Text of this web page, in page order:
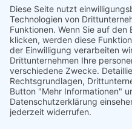
Abkanttechnik,
Schweißtechnik
oder
Baugruppenfertigung
suchen.
Ansprechpartner